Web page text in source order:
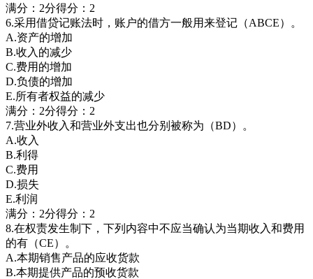
满分：2分得分：2
6.采用借贷记账法时，账户的借方一般用来登记（ABCE）。
A.资产的增加
B.收入的减少
C.费用的增加
D.负债的增加
E.所有者权益的减少
满分：2分得分：2
7.营业外收入和营业外支出也分别被称为（BD）。
A.收入
B.利得
C.费用
D.损失
E.利润
满分：2分得分：2
8.在权责发生制下，下列内容中不应当确认为当期收入和费用
的有（CE）。
A.本期销售产品的应收货款
B.本期提供产品的预收货款